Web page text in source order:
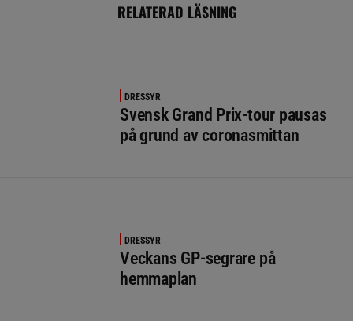
RELATERAD LÄSNING
DRESSYR
Svensk Grand Prix-tour pausas
på grund av coronasmittan
DRESSYR
Veckans GP-segrare på
hemmaplan